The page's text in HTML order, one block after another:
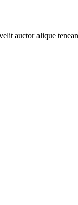
auctor alique